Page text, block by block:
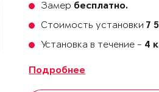
Замер бесплатно.
Стоимость установки7
Установка в течение - 4
Подробнее